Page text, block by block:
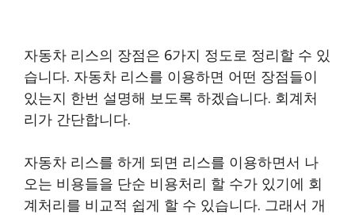
자동차 리스의 장점은 6가지 정도로 정리할 수 있
습니다. 자동차 리스를 이용하면 어떤 장점들이
있는지 한번 설명해 보도록 하겠습니다. 회계처
리가 간단합니다.
자동차 리스를 하게 되면 리스를 이용하면서 나
오는 비용들을 단순 비용처리 할 수가 있기에 회
계처리를 비교적 쉽게 할 수 있습니다. 그래서 개